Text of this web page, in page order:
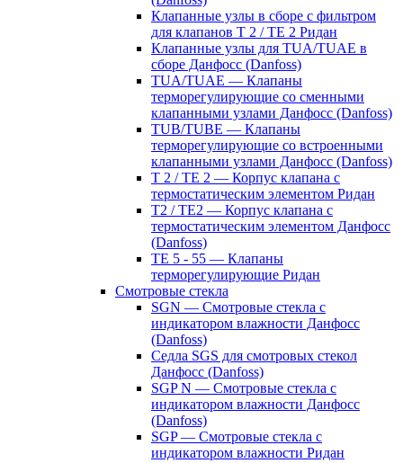
Клапанные узлы в сборе с фильтром
для клапанов T 2 / TE 2 Ридан
Клапанные узлы для TUA/TUAE в
сборе Данфосс (Danfoss)
TUA/TUAE — Клапаны
терморегулирующие со сменными
клапанными узлами Данфосс (Danfoss)
TUB/TUBE — Клапаны
терморегулирующие со встроенными
клапанными узлами Данфосс (Danfoss)
T 2 / TE 2 — Корпус клапана с
термостатическим элементом Ридан
T2 / TE2 — Корпус клапана с
термостатическим элементом Данфосс
(Danfoss)
TE 5 - 55 — Клапаны
терморегулирующие Ридан
Смотровые стекла
SGN — Смотровые стекла с
индикатором влажности Данфосс
(Danfoss)
Седла SGS для смотровых стекол
Данфосс (Danfoss)
SGP N — Смотровые стекла с
индикатором влажности Данфосс
(Danfoss)
SGP — Смотровые стекла с
индикатором влажности Ридан